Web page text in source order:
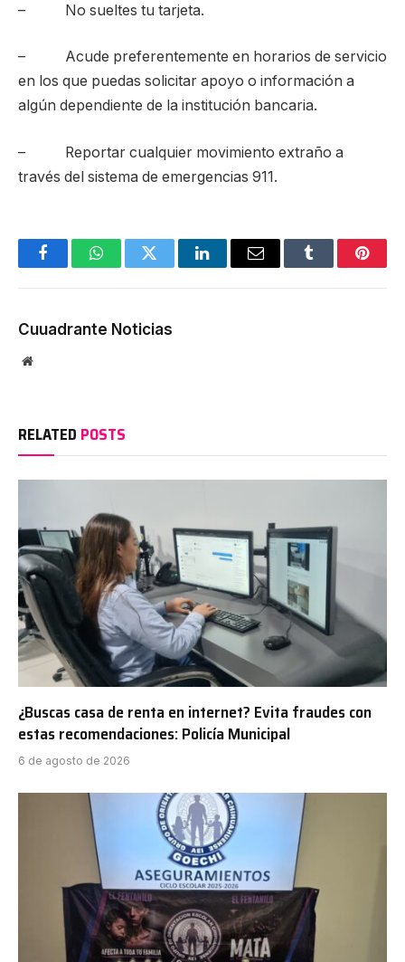
– No sueltes tu tarjeta.
– Acude preferentemente en horarios de servicio
en los que puedas solicitar apoyo o información a
algún dependiente de la institución bancaria.
– Reportar cualquier movimiento extraño a
través del sistema de emergencias 911.
FacebookWhatsAppTwitter LinkedInEmail Tumblr
Cuuadrante Noticias
Website
RELATED POSTS
¿Buscas casa de renta en internet? Evita fraudes con
estas recomendaciones: Policía Municipal
6 de agosto de 2026